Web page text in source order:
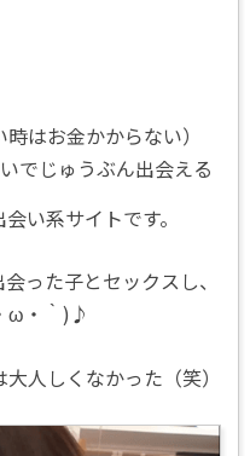
はお金かからない）
でじゅうぶん出会える
い系サイトです。
った子とセックスし、
ω・｀)♪
人しくなかった（笑）